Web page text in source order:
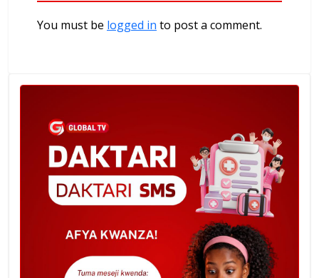
You must be logged in to post a comment.